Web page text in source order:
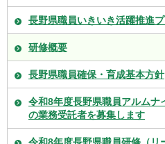
長野県職員いきいき活躍推進
研修概要
長野県職員確保・育成基本方針
令和8年度長野県職員アルムナ
の業務受託者を募集します
令和8年度長野県職員研修（リ